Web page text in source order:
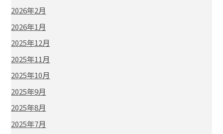
2026年2月
2026年1月
2025年12月
2025年11月
2025年10月
2025年9月
2025年8月
2025年7月